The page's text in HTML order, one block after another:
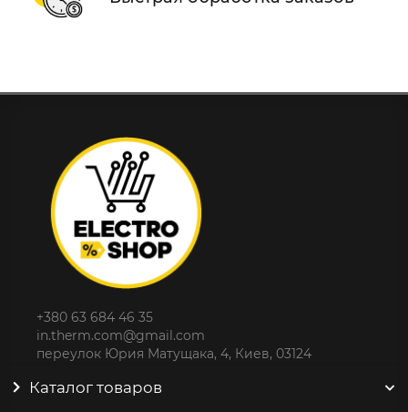
+380 63 684 46 35
in.therm.com@gmail.com
переулок Юрия Матущака, 4, Киев, 03124
Каталог товаров